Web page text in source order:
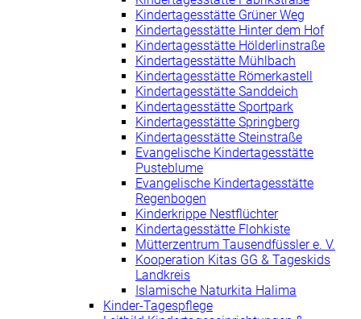
Kindertagesstätte Grüner Weg
Kindertagesstätte Hinter dem Hof
Kindertagesstätte Hölderlinstraße
Kindertagesstätte Mühlbach
Kindertagesstätte Römerkastell
Kindertagesstätte Sanddeich
Kindertagesstätte Sportpark
Kindertagesstätte Springberg
Kindertagesstätte Steinstraße
Evangelische Kindertagesstätte
Pusteblume
Evangelische Kindertagesstätte
Regenbogen
Kinderkrippe Nestflüchter
Kindertagesstätte Flohkiste
Mütterzentrum Tausendfüssler e. V.
Kooperation Kitas GG & Tageskids
Landkreis
Islamische Naturkita Halima
Kinder-Tagespflege